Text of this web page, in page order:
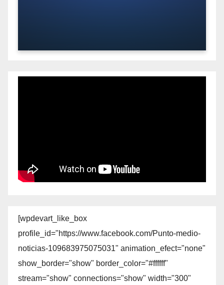
[wpdevart_like_box
profile_id="https://www.facebook.com/Punto-medio-
noticias-109683975075031" animation_efect="none"
show_border="show" border_color="#ffffff"
stream="show" connections="show" width="300"